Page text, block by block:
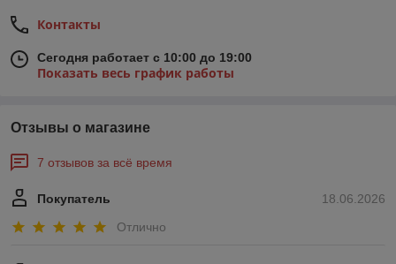
Контакты
Сегодня работает с 10:00 до 19:00
Показать весь график работы
Отзывы о магазине
7 отзывов за всё время
18.06.2026
Покупатель
Отлично